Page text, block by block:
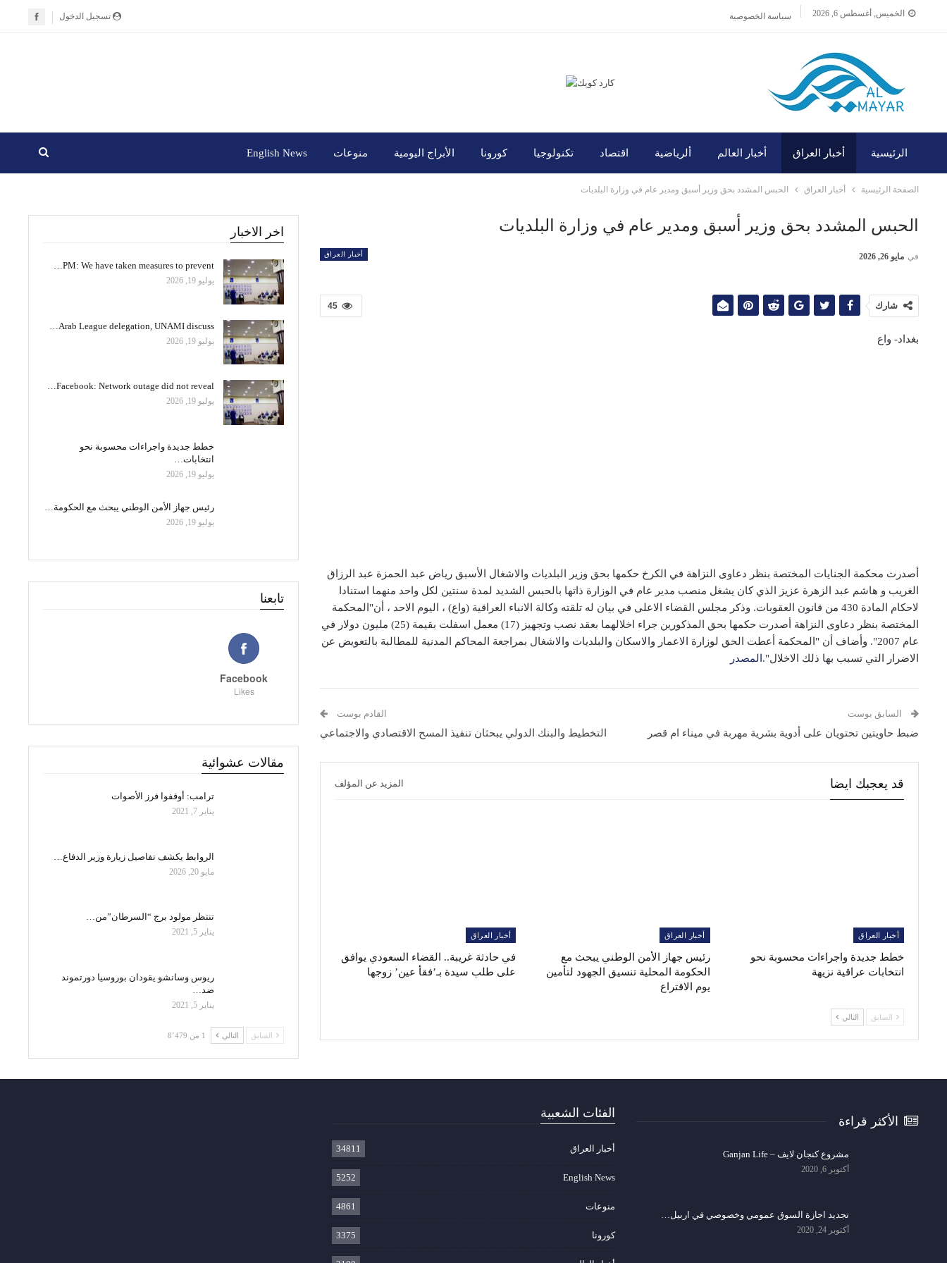
تسجيل الدخول الخميس, أغسطس 6, 2026 سياسة الخصوصية
الرئيسية أخبار العراق أخبار العالم ألرياضية اقتصاد تكنولوجيا كورونا الأبراج اليومية منوعات English News
الصفحة الرئيسية أخبار العراق الحبس المشدد بحق وزير أسبق ومدير عام في وزارة البلديات
الحبس المشدد بحق وزير أسبق ومدير عام في وزارة البلديات
أخبار العراق في مايو 26, 2026
45 شارك
بغداد- واع
أصدرت محكمة الجنايات المختصة بنظر دعاوى النزاهة في الكرخ حكمها بحق وزير البلديات والاشغال الأسبق رياض عبد الحمزة عبد الرزاق
الغريب و هاشم عبد الزهرة عزيز الذي كان يشغل منصب مدير عام في الوزارة ذاتها بالحبس الشديد لمدة سنتين لكل واحد منهما استنادا
لاحكام المادة 430 من قانون العقوبات. وذكر مجلس القضاء الاعلى في بيان له تلقته وكالة الانباء العراقية (واع) ، اليوم الاحد ، أن"المحكمة
المختصة بنظر دعاوى النزاهة أصدرت حكمها بحق المذكورين جراء اخلالهما بعقد نصب وتجهيز (17) معمل اسفلت بقيمة (25) مليون دولار في
عام 2007". وأضاف أن "المحكمة أعطت الحق لوزارة الاعمار والاسكان والبلديات والاشغال بمراجعة المحاكم المدنية للمطالبة بالتعويض عن
الاضرار التي تسبب بها ذلك الاخلال". المصدر
السابق بوست
ضبط حاويتين تحتويان على أدوية بشرية مهربة في ميناء ام قصر
القادم بوست
التخطيط والبنك الدولي يبحثان تنفيذ المسح الاقتصادي والاجتماعي
قد يعجبك ايضا المزيد عن المؤلف
أخبار العراق
خطط جديدة واجراءات محسوبة نحو
انتخابات عراقية نزيهة
أخبار العراق
رئيس جهاز الأمن الوطني يبحث مع
الحكومة المحلية تنسيق الجهود لتأمين
يوم الاقتراع
أخبار العراق
في حادثة غريبة.. القضاء السعودي يوافق
على طلب سيدة بـ’فقأ عين’ زوجها
السابق التالي
اخر الاخبار
PM: We have taken measures to prevent…
يوليو 19, 2026
Arab League delegation, UNAMI discuss…
يوليو 19, 2026
Facebook: Network outage did not reveal…
يوليو 19, 2026
خطط جديدة واجراءات محسوبة نحو
انتخابات…
يوليو 19, 2026
رئيس جهاز الأمن الوطني يبحث مع الحكومة…
يوليو 19, 2026
تابعنا
Facebook
Likes
مقالات عشوائية
ترامب: أوقفوا فرز الأصوات
يناير 7, 2021
الروابط يكشف تفاصيل زيارة وزير الدفاع…
مايو 20, 2026
تنتظر مولود برج “السرطان”من…
يناير 5, 2021
ريوس وسانشو يقودان بوروسيا دورتموند
ضد…
يناير 5, 2021
السابق التالي 1 من 8٬479
الأكثر قراءة
مشروع كنجان لايف – Ganjan Life
أكتوبر 6, 2020
تجديد اجازة السوق عمومي وخصوصي في اربيل…
أكتوبر 24, 2020
الفئات الشعبية
أخبار العراق 34811
English News
5252
منوعات 4861
كورونا 3375